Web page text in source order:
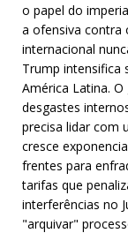
o papel do
a ofensiva contra
internacional
Trump intensifica
América Latina.
desgastes
precisa lidar com
cresce
frentes para
tarifas que
interferências no
"arquivar"